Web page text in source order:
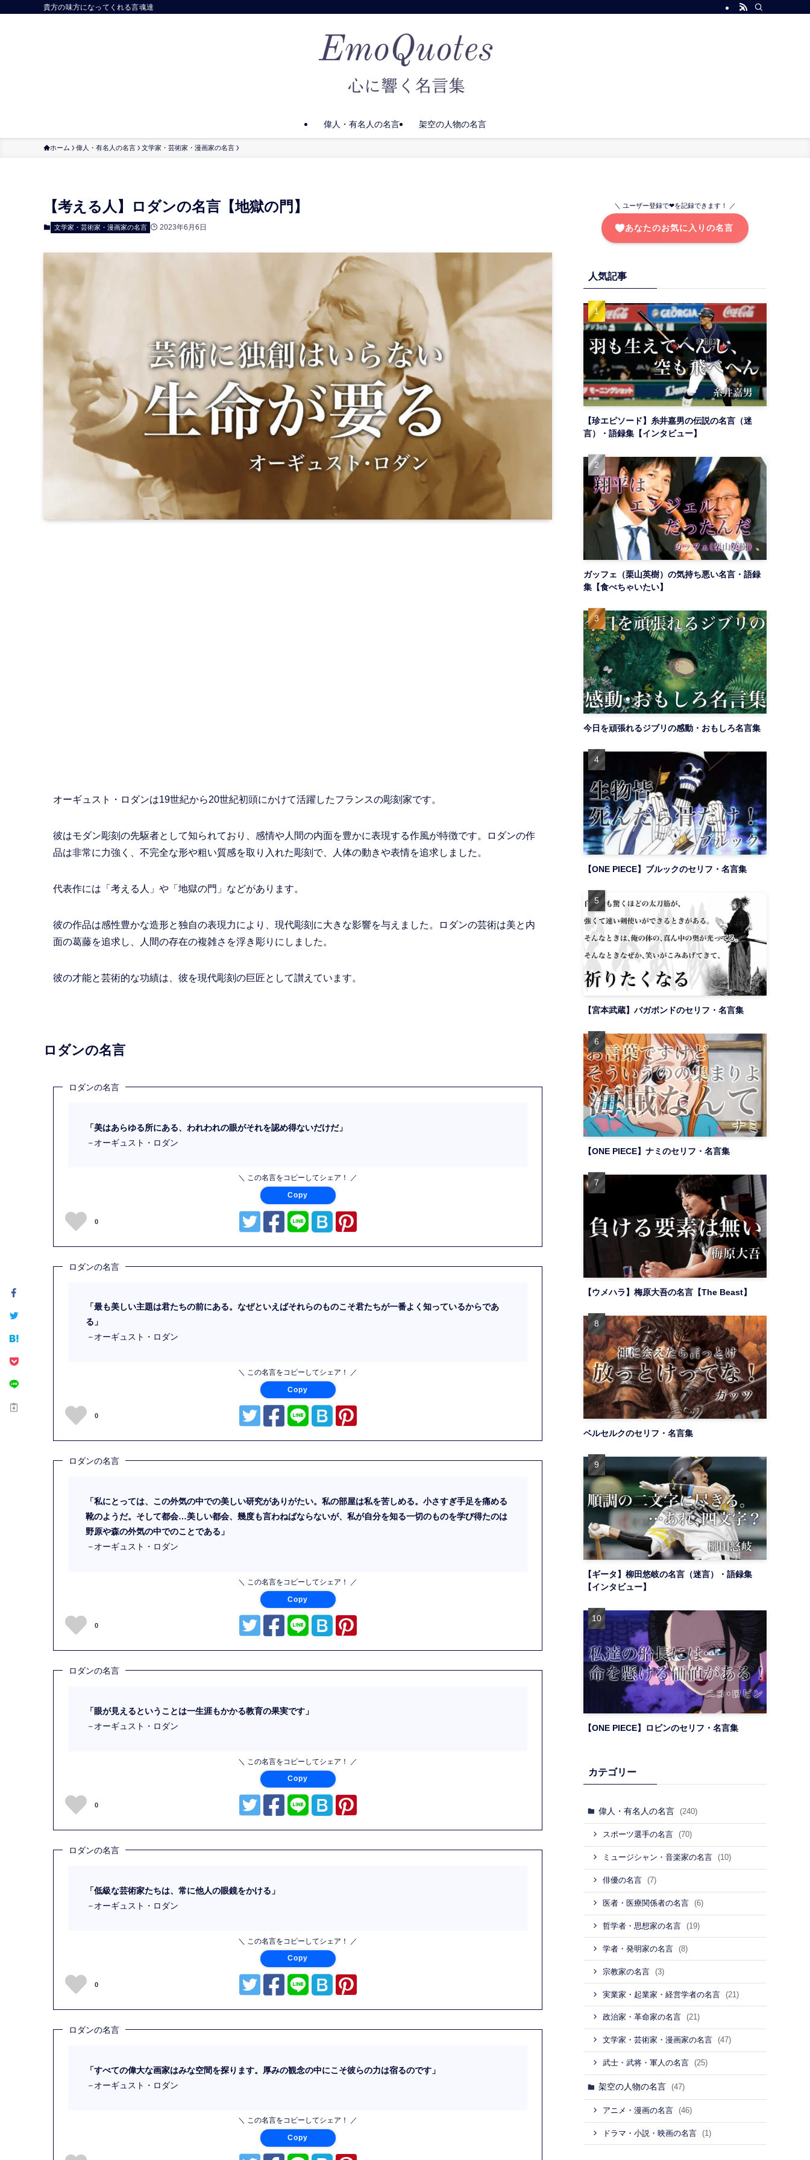
貴方の味方になってくれる言魂達
偉人・有名人の名言 架空の人物の名言
ホーム 偉人・有名人の名言 文学家・芸術家・漫画家の名言
【考える人】ロダンの名言【地獄の門】
文学家・芸術家・漫画家の名言 2023年6月6日
オーギュスト・ロダンは19世紀から20世紀初頭にかけて活躍したフランスの彫刻家です。
彼はモダン彫刻の先駆者として知られており、感情や人間の内面を豊かに表現する作風が特徴です。ロダンの作
品は非常に力強く、不完全な形や粗い質感を取り入れた彫刻で、人体の動きや表情を追求しました。
代表作には「考える人」や「地獄の門」などがあります。
彼の作品は感性豊かな造形と独自の表現力により、現代彫刻に大きな影響を与えました。ロダンの芸術は美と内
面の葛藤を追求し、人間の存在の複雑さを浮き彫りにしました。
彼の才能と芸術的な功績は、彼を現代彫刻の巨匠として讃えています。
ロダンの名言
ロダンの名言
「美はあらゆる所にある、われわれの眼がそれを認め得ないだけだ」
－オーギュスト・ロダン
＼ この名言をコピーしてシェア！ ／
Copy
0
ロダンの名言
「最も美しい主題は君たちの前にある。なぜといえばそれらのものこそ君たちが一番よく知っているからであ
る」
－オーギュスト・ロダン
＼ この名言をコピーしてシェア！ ／
Copy
0
ロダンの名言
「私にとっては、この外気の中での美しい研究がありがたい。私の部屋は私を苦しめる。小さすぎ手足を痛める
靴のようだ。そして都会…美しい都会、幾度も言わねばならないが、私が自分を知る一切のものを学び得たのは
野原や森の外気の中でのことである」
－オーギュスト・ロダン
＼ この名言をコピーしてシェア！ ／
Copy
0
ロダンの名言
「眼が見えるということは一生涯もかかる教育の果実です」
－オーギュスト・ロダン
＼ この名言をコピーしてシェア！ ／
Copy
0
ロダンの名言
「低級な芸術家たちは、常に他人の眼鏡をかける」
－オーギュスト・ロダン
＼ この名言をコピーしてシェア！ ／
Copy
0
ロダンの名言
「すべての偉大な画家はみな空間を探ります。厚みの観念の中にこそ彼らの力は宿るのです」
－オーギュスト・ロダン
＼ この名言をコピーしてシェア！ ／
Copy
＼ ユーザー登録で❤を記録できます！ ／
あなたのお気に入りの名言
人気記事
【珍エピソード】糸井嘉男の伝説の名言（迷
言）・語録集【インタビュー】
ガッフェ（栗山英樹）の気持ち悪い名言・語録
集【食べちゃいたい】
今日を頑張れるジブリの感動・おもしろ名言集
【ONE PIECE】ブルックのセリフ・名言集
【宮本武蔵】バガボンドのセリフ・名言集
【ONE PIECE】ナミのセリフ・名言集
【ウメハラ】梅原大吾の名言【The Beast】
ベルセルクのセリフ・名言集
【ギータ】柳田悠岐の名言（迷言）・語録集
【インタビュー】
【ONE PIECE】ロビンのセリフ・名言集
カテゴリー
偉人・有名人の名言 (240)
スポーツ選手の名言 (70)
ミュージシャン・音楽家の名言 (10)
俳優の名言 (7)
医者・医療関係者の名言 (6)
哲学者・思想家の名言 (19)
学者・発明家の名言 (8)
宗教家の名言 (3)
実業家・起業家・経営学者の名言 (21)
政治家・革命家の名言 (21)
文学家・芸術家・漫画家の名言 (47)
武士・武将・軍人の名言 (25)
架空の人物の名言 (47)
アニメ・漫画の名言 (46)
ドラマ・小説・映画の名言 (1)